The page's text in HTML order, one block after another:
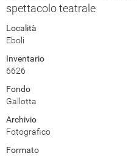
spettacolo teatrale
Località
Eboli
Inventario
6626
Fondo
Gallotta
Archivio
Fotografico
Formato